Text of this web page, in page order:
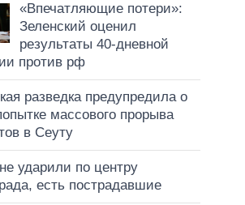
«Впечатляющие потери»:
Зеленский оценил
результаты 40-дневной
против рф
разведка предупредила о
массового прорыва
в Сеуту
ударили по центру
есть пострадавшие